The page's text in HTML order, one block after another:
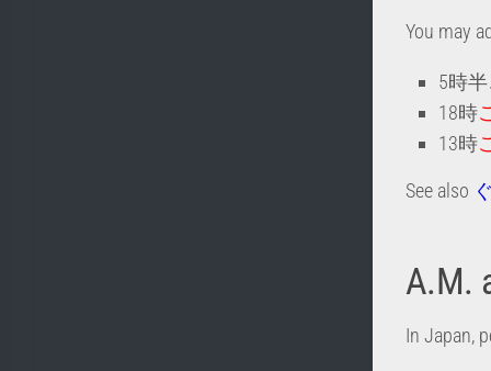
You may
5時半
18時
13時
See also
A.M.
In Japan,